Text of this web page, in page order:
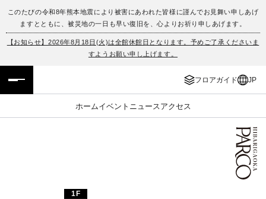
このたびの令和8年熊本地震により被害にあわれた皆様に謹んでお見舞い申しあげ
ますとともに、被災地の一日も早い復旧を、心よりお祈り申しあげます。
【お知らせ】2026年8月18日(火)は全館休館日となります。予めご了承くださいま
すようお願い申し上げます。
フロアガイド JP
ホームイベント ニュース アクセス
フロアガイド
イベント・ポップアップ
ニュース
ENGLISH
簡体字
한국어
1F